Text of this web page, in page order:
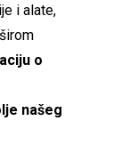
i alate,
o
našeg